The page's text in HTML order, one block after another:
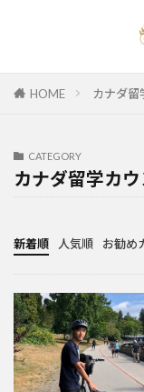
HOME カナダ留
CATEGORY
カナダ留学カ
新着順 人気順 お勧め
カナ
カナ
体験
カナ